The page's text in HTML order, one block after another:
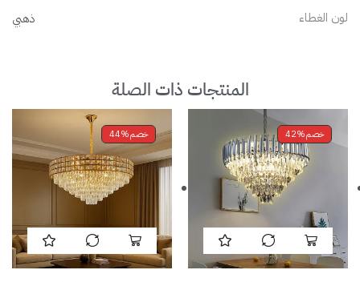
لون الغطاء ذهبي
المنتجات ذات الصلة
خصم42% خصم44%